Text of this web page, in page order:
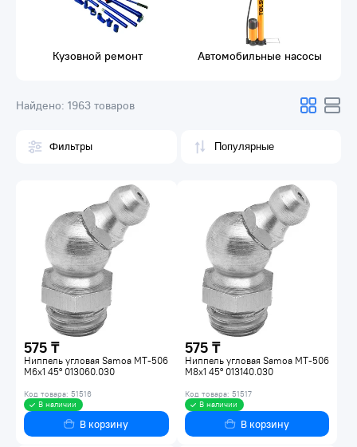
Кузовной ремонт Автомобильные насосы
Найдено: 1963 товаров
Фильтры
575 ₸
Ниппель угловая Samoa MT-506
M6x1 45° 013060.030
Код товара: 51516
В наличии
В корзину
575 ₸
Ниппель угловая Samoa MT-506
M8x1 45° 013140.030
Код товара: 51517
В наличии
В корзину